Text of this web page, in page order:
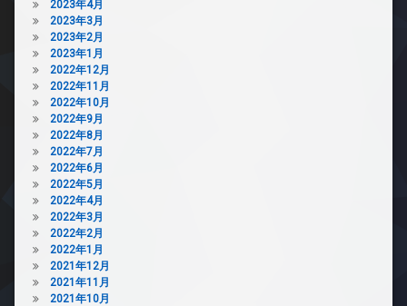
2023年4月
2023年3月
2023年2月
2023年1月
2022年12月
2022年11月
2022年10月
2022年9月
2022年8月
2022年7月
2022年6月
2022年5月
2022年4月
2022年3月
2022年2月
2022年1月
2021年12月
2021年11月
2021年10月